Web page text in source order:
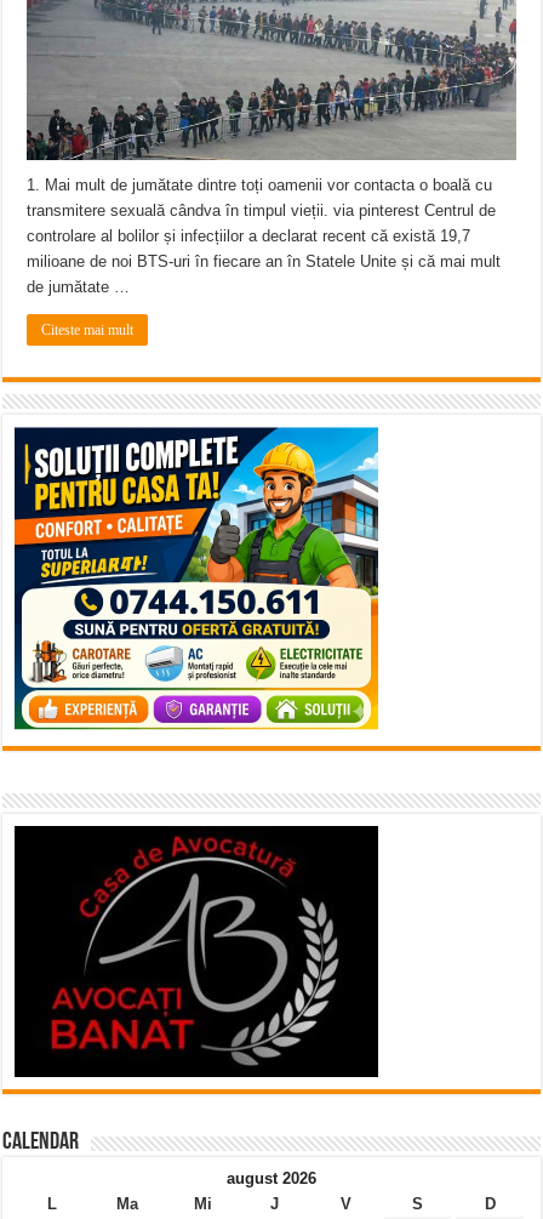
ANUNȚ OPRIRE APĂ în Reșița, cartier Țerova – avarie – 04.08.2026
ANUNȚ OPRIRE APĂ în Reșița – avarie – 03.08.2026 – Calea Caransebeșului
1. Mai mult de jumătate dintre toți oamenii vor contacta o boală cu
transmitere sexuală cândva în timpul vieții. via pinterest Centrul de
controlare al bolilor și infecțiilor a declarat recent că există 19,7
milioane de noi BTS-uri în fiecare an în Statele Unite și că mai mult
de jumătate …
Citeste mai mult
Calendar
august 2026
L
Ma Mi J V S
D